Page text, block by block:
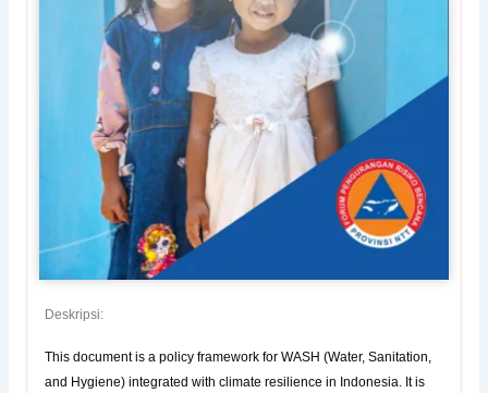
Deskripsi:
This document is a policy framework for WASH (Water, Sanitation,
and Hygiene) integrated with climate resilience in Indonesia. It is